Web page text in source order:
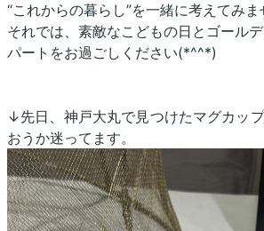
“これからの暮らし”を一緒に考えてみま
それでは、素敵なこどもの日とゴール
パートをお過ごしください(*^^*)
↓先日、神戸大丸で見つけたマグカッ
おうか迷ってます。